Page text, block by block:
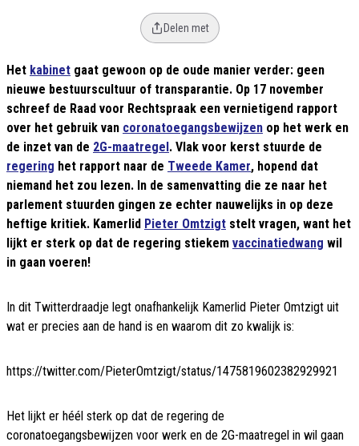
Delen met
Het kabinet gaat gewoon op de oude manier verder: geen
nieuwe bestuurscultuur of transparantie. Op 17 november
schreef de Raad voor Rechtspraak een vernietigend rapport
over het gebruik van coronatoegangsbewijzen op het werk en
de inzet van de 2G-maatregel . Vlak voor kerst stuurde de
regering het rapport naar de Tweede Kamer, hopend dat
niemand het zou lezen. In de samenvatting die ze naar het
parlement stuurden gingen ze echter nauwelijks in op deze
heftige kritiek. Kamerlid Pieter Omtzigt stelt vragen, want het
lijkt er sterk op dat de regering stiekem vaccinatiedwang wil
in gaan voeren!
In dit Twitterdraadje legt onafhankelijk Kamerlid Pieter Omtzigt uit
wat er precies aan de hand is en waarom dit zo kwalijk is:
https://twitter.com/PieterOmtzigt/status/1475819602382929921
Het lijkt er héél sterk op dat de regering de
coronatoegangsbewijzen voor werk en de 2G-maatregel in wil gaan